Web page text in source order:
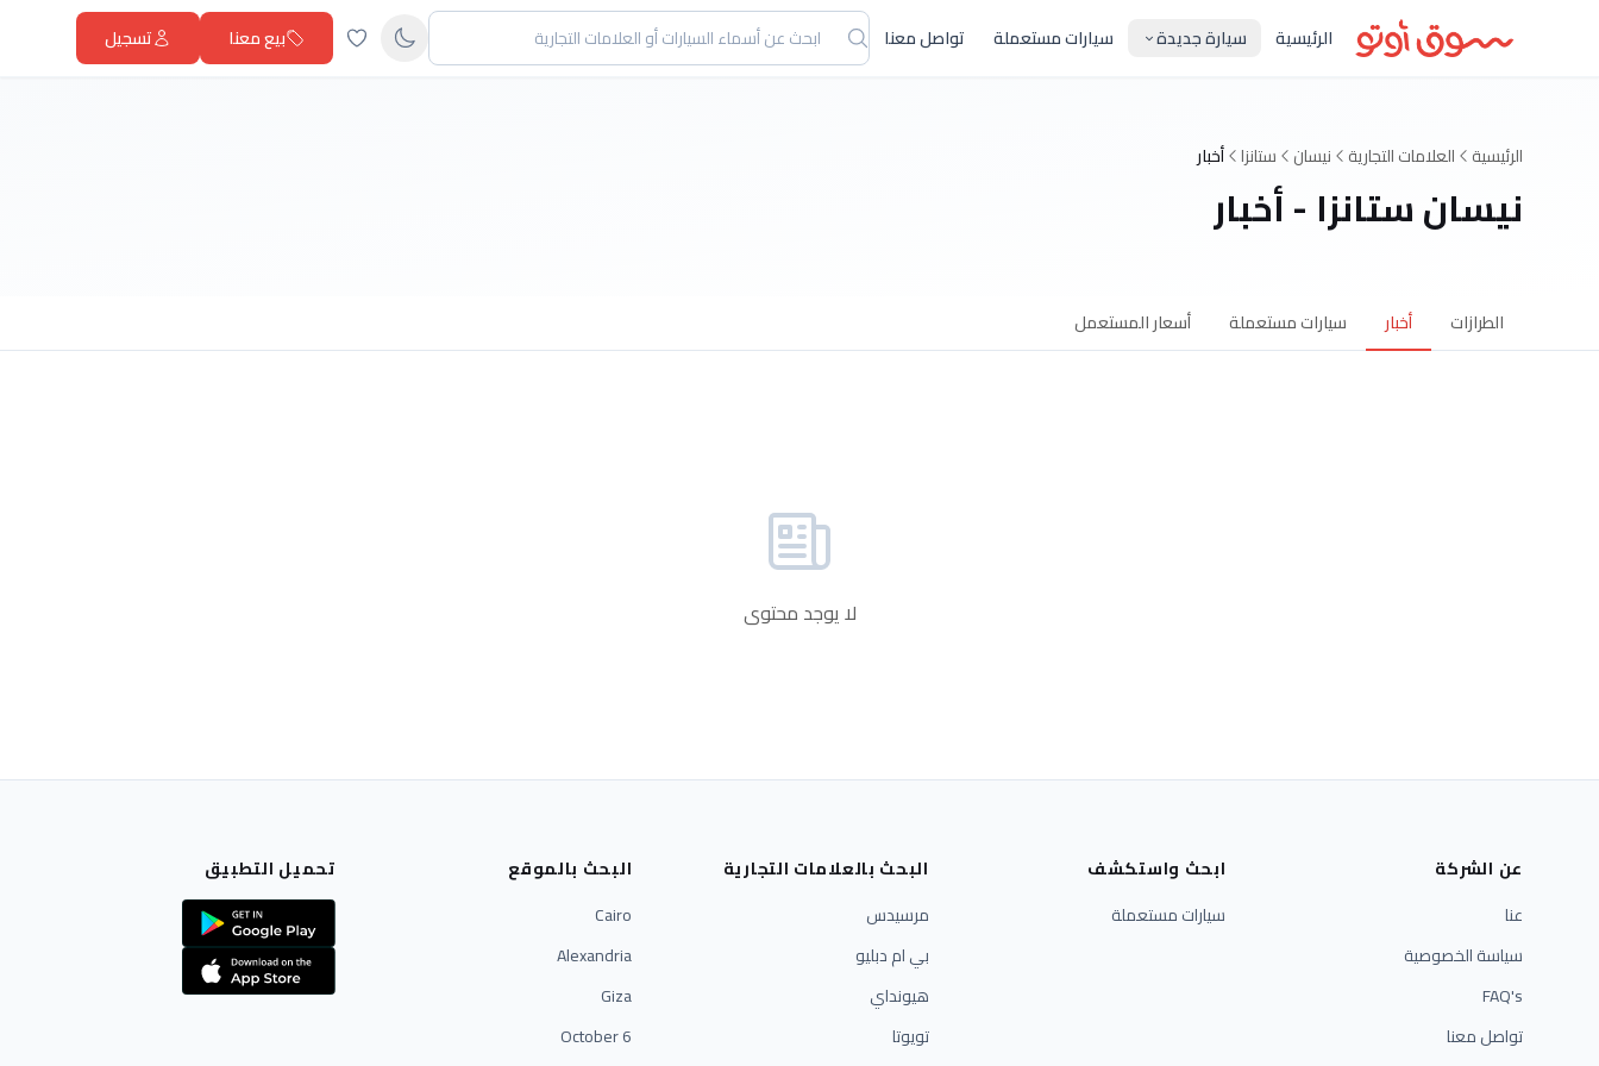
الرئيسية سيارة جديدة سيارات مستعملة تواصل معنا بيع معنا تسجيل
الرئيسية العلامات التجارية نيسان ستانزا أخبار
نيسان ستانزا - أخبار
الطرازات أخبار سيارات مستعملة أسعار المستعمل
لا يوجد محتوى
عن الشركة
عنا
سياسة الخصوصية
FAQ's
تواصل معنا
ابحث واستكشف
سيارات مستعملة
البحث بالعلامات التجارية
مرسيدس
بي ام دبليو
هيونداي
تويوتا
البحث بالموقع
Cairo
Alexandria
Giza
6 October
تحميل التطبيق